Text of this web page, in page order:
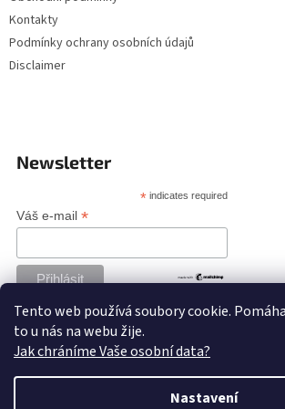
Tento web používá soubory cookie.
to u nás na webu žije.
Jak chráníme Vaše osobní data?
Nastavení
Kontakty
Podmínky ochrany osobních údajů
Disclaimer
Newsletter
* indicates required
Váš e-mail *
Vytvořil Shoptet